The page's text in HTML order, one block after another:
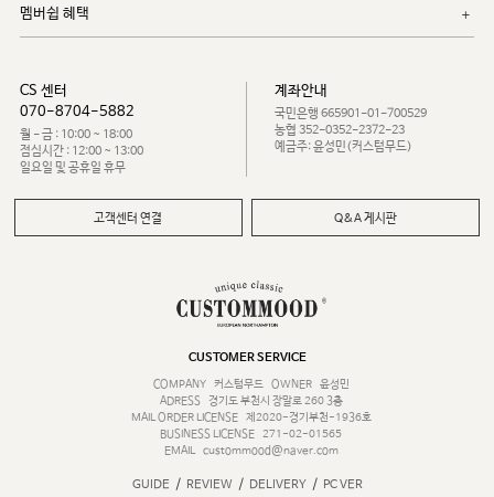
멤버쉽 혜택
CS 센터
070-8704-5882
월 - 금 : 10:00 ~ 18:00
점심시간 : 12:00 ~ 13:00
일요일 및 공휴일 휴무
계좌안내
국민은행 665901-01-700529
농협 352-0352-2372-23
예금주: 윤성민(커스텀무드)
고객센터 연결 Q&A 게시판
CUSTOMER SERVICE
COMPANY
커스텀무드 OWNER
윤성민
ADRESS
경기도 부천시 장말로 260 3층
MAIL ORDER LICENSE
제2020-경기부천-1936호
BUSINESS LICENSE 271-02-01565
EMAIL
custommood@naver.com
GUIDE / REVIEW / DELIVERY / PC VER